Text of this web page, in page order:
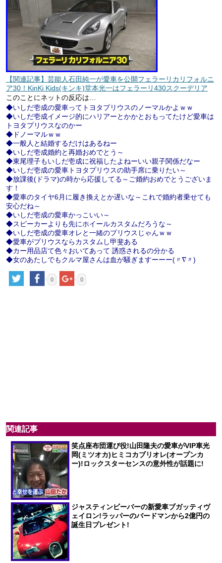
【関連記事】芸能人石田純一が愛車を公開フェラーリカリフォルニ
ア30！KinKi Kids(キンキ)堂本光一はフェラーリ430スクーデリア
このことにネットの反応は…
◆いしだ壱成の愛車ってトヨタプリウスのノーマルかよｗｗ
◆いしだ壱成イメージ的にハリアーとかかとおもってたけど愛車は
トヨタプリウスなのかー
◆ドノーマルｗｗ
◆一般人と結婚するだけはあるねー
◆いしだ壱成婚約と再婚おめでとう～
◆東尾理子もいしだ壱成に祝福したよねーいい親子関係だなー
◆いしだ壱成の愛車トヨタプリウスの助手席に乗りたい～
◆放課後(ドラマ)の時から応援してる～ご婚約おめでとうございま
す！
◆愛車のタイヤ6月に履き換えとか遅いな～これで婚約者乗せても
安心だね～
◆いしだ壱成の愛車かっこいい～
◆スピーカーよりも先にホイールカスタムだろうな～
◆いしだ壱成の愛車オレと一緒のプリウスじゃんｗｗ
◆愛車がプリウスならカスタムし甲斐ある
◆カー用品店て色々おいてあって 誘惑されるの分かる
◆女のあたしでもクルマ屋さんは血が騒ぎますーーー(〃∇〃)
0 0
関連記事
笑点座布団運び役!山田隆夫の愛車がVIP車光
岡(ミツオカ)ヒミコカブリオレ(オープンカ
ー)!ロックスターセンスの意外性が話題に!
ジャスティンビーバーの新愛車ブガッティヴ
ェイロン!ラッパーのバードマンから2億円の
誕生日プレゼント!